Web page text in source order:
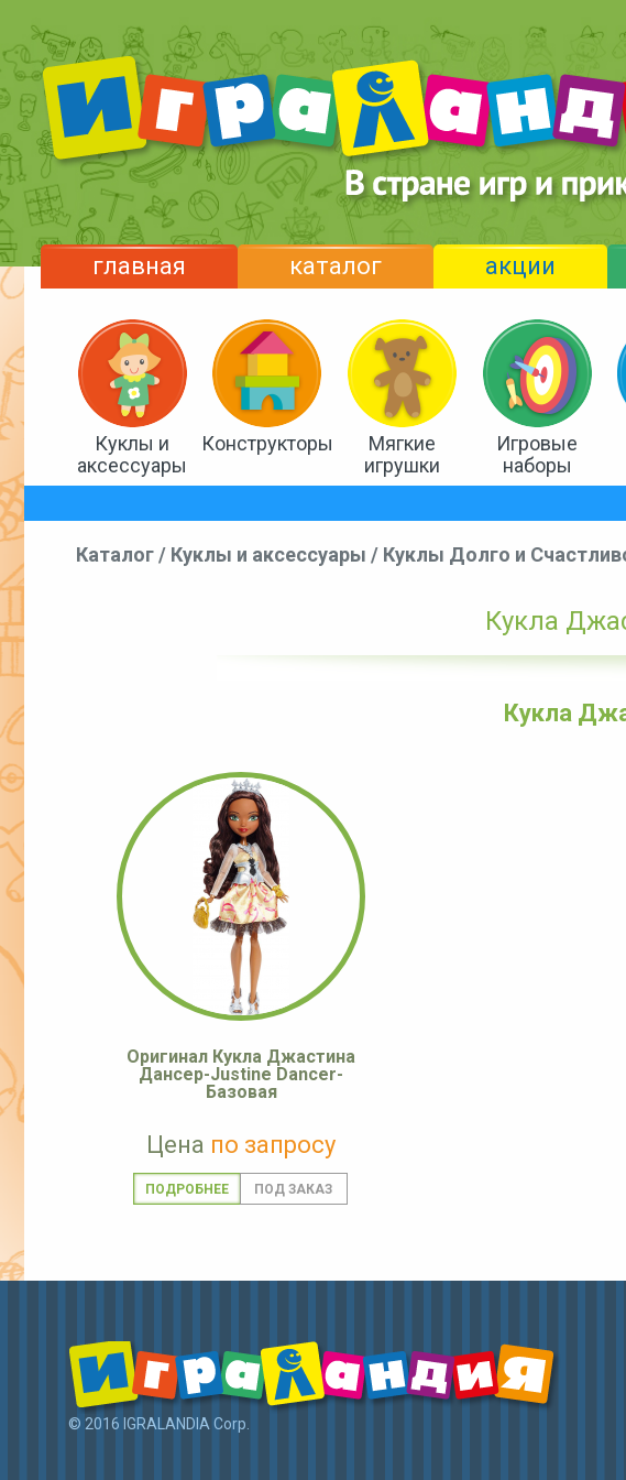
главная каталог акции
Куклы и
аксессуары
Конструкторы
Мягкие
игрушки
Игровые
наборы
Каталог / Куклы и аксессуары / Куклы Долго и
Кукла
Кукла
Оригинал Кукла Джастина
Дансер-Justine Dancer-
Базовая
Цена по запросу
ПОДРОБНЕЕ
© 2016 IGRALANDIA Corp.